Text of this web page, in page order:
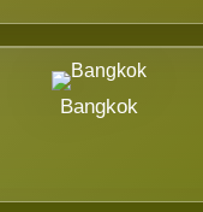
Bangkok